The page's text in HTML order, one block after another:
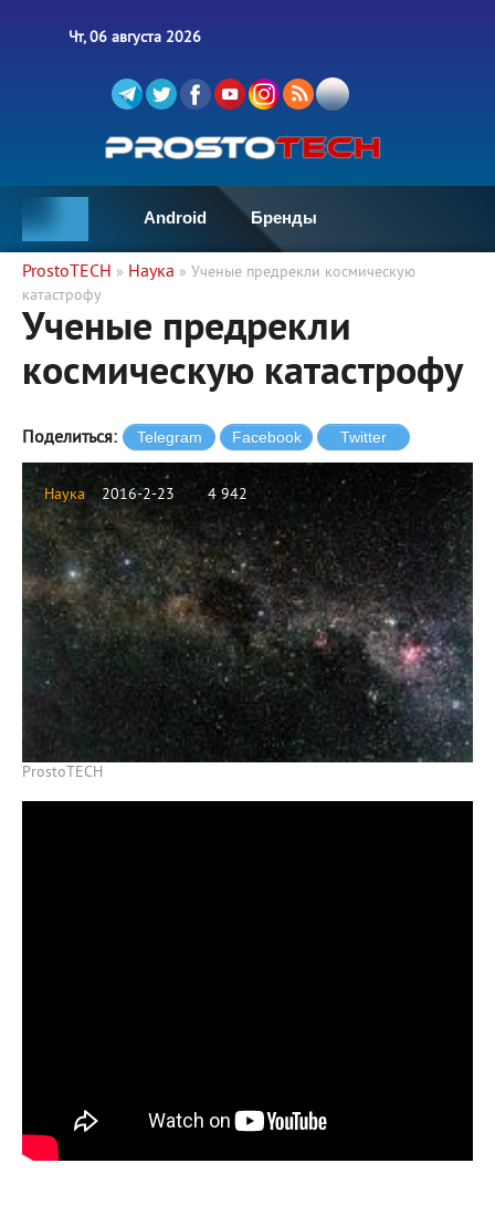
Чт, 06 августа 2026
Android Бренды
ProstoTECH » Наука » Ученые предрекли космическую
катастрофу
Ученые предрекли
космическую катастрофу
Поделиться:
Наука 2016-2-23 4 942
ProstoTECH